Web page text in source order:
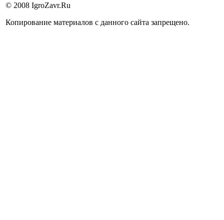
© 2008 IgroZavr.Ru
Копирование материалов с данного сайта запрещено.